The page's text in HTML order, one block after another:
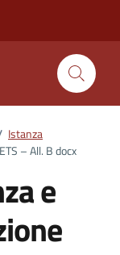
Istanza
– All. B docx
e